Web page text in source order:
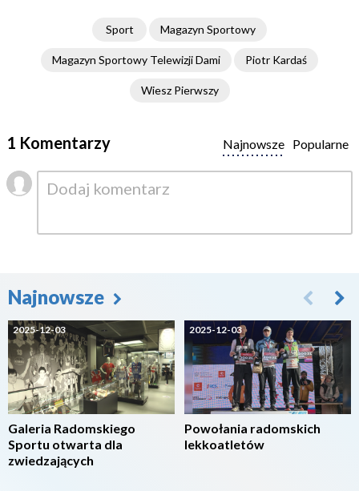
Sport Magazyn Sportowy
Magazyn Sportowy Telewizji Dami Piotr Kardaś
Wiesz Pierwszy
1 Komentarzy Popularne
Najnowsze
Najnowsze
2025-12-03
Galeria Radomskiego
Sportu otwarta dla
zwiedzających
2025-12-03
Powołania radomskich
lekkoatletów